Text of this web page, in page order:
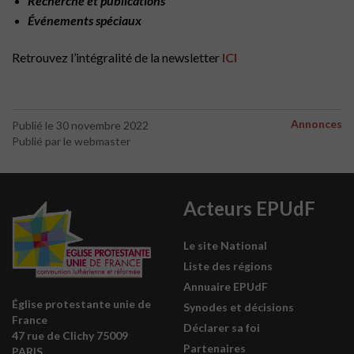
Événements spéciaux
Retrouvez l’intégralité de la newsletter ICI
Publié le 30 novembre 2022
Publié par le webmaster
Annonces
Église protestante unie de
France
47 rue de Clichy 75009
PARIS
Acteurs EPUdF
Le site National
Liste des régions
Annuaire EPUdF
Synodes et décisions
Déclarer sa foi
Partenaires